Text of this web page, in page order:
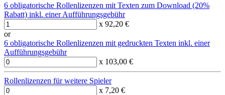
6 obligatorische Rollenlizenzen mit Texten zum Download (20%
Rabatt) inkl. einer Aufführungsgebühr
x 92,20 €
or
6 obligatorische Rollenlizenzen mit gedruckten Texten inkl. einer
Aufführungsgebühr
x 103,00 €
Rollenlizenzen für weitere Spieler
x 7,20 €